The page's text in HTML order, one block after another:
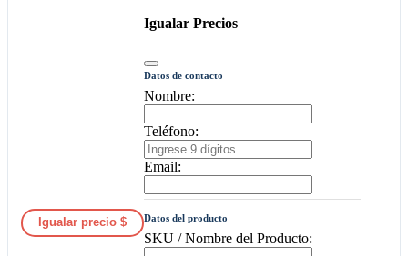
Igualar precio $
Igualar Precios
Datos de contacto
Nombre:
Teléfono:
Email:
Datos del producto
SKU / Nombre del Producto: